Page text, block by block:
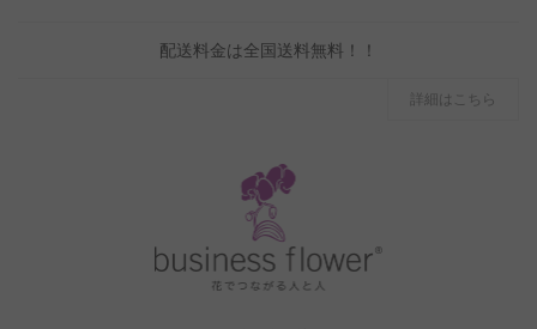
配送料金は全国送料無料！！
詳細はこちら